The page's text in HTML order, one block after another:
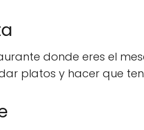
donde eres el
platos y hacer que